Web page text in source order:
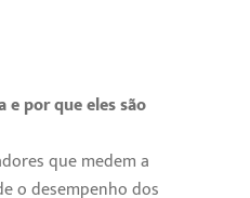
e por que eles são
que medem a
o desempenho dos